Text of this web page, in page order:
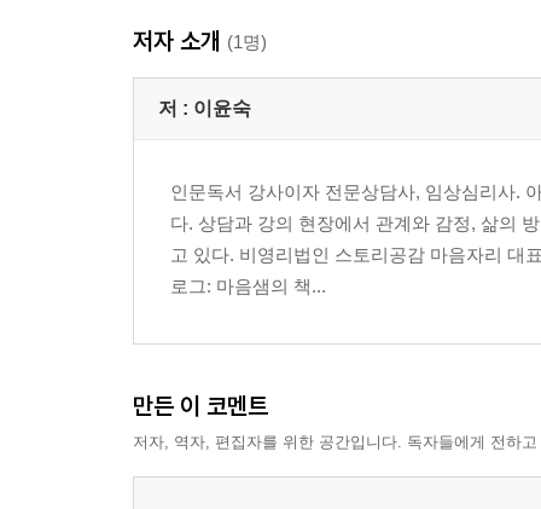
3. 깎인 자리에서 다시 살아나다
4. 노을이 지난 뒤에도 남아 있는 빛
5. 꽃의 거리, 그 안으로 걸어 들어가다
비워 내는 시간 : 채워지는 감각
1. 이미 놓여 있던 길 위에서
2. 조금 떨어져 있어도 괜찮은 거리
3. 같은 바다, 서로 다른 시간
마음이 머무는 자리 1
길 위에 선 마음
저자 소개 (1명)
저 : 이윤숙
인문독서 강사이자 전문상담사, 임상심리사.
다. 상담과 강의 현장에서 관계와 감정, 삶의
고 있다. 비영리법인 스토리공감 마음자리 대
로그: 마음샘의 책...
만든 이 코멘트
저자, 역자, 편집자를 위한 공간입니다. 독자들에게 전하